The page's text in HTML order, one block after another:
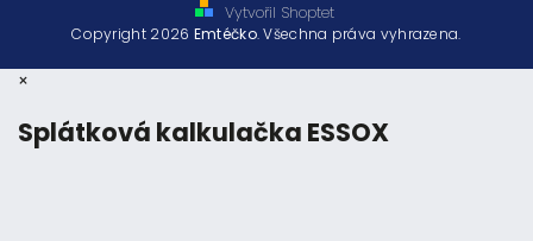
Vytvořil Shoptet
Copyright 2026 Emtéčko. Všechna práva vyhrazena.
×
Splátková kalkulačka ESSOX